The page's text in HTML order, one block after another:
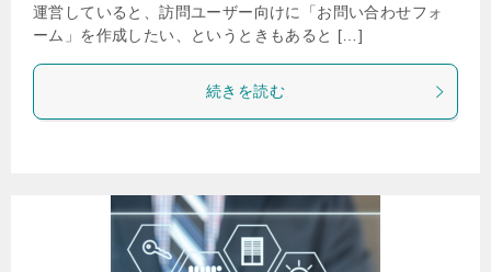
運営していると、訪問ユーザー向けに「お問い合わせフォ
ーム」を作成したい、というときもあると […]
続きを読む